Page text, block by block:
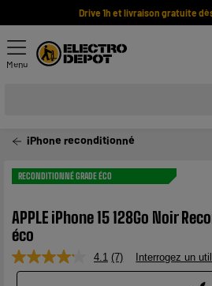
Drive 1h et livraison gratuite
Menu
iPhone reconditionné
RECONDITIONNÉ GRADE ÉCO
APPLE iPhone 15 128Go Noir
éco
4.1 Lire
7
(7) Interrogez un